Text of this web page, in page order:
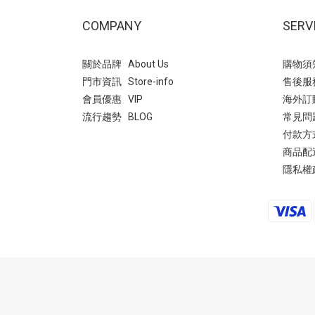
COMPANY
關於品牌 About Us
門市資訊 Store-info
會員優惠 VIP
流行趨勢 BLOG
購物
售後
海外
常見
付款
商品
隱私